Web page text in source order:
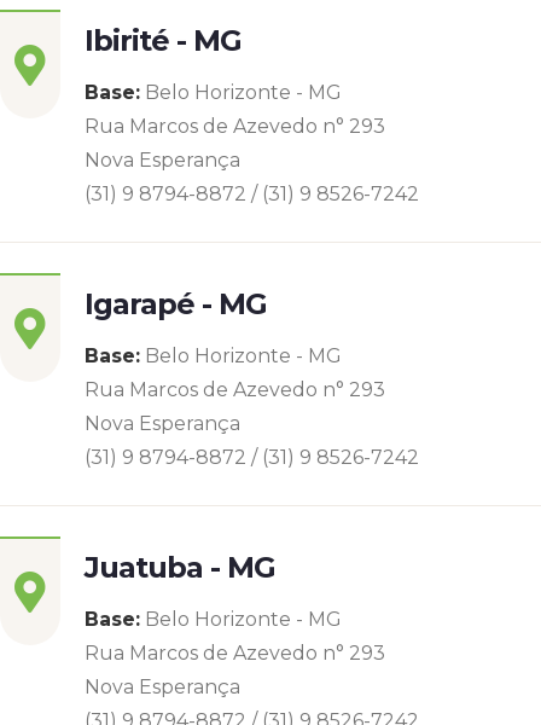
Ibirité - MG
Base: Belo Horizonte - MG
Rua Marcos de Azevedo n° 293
Nova Esperança
(31) 9 8794-8872 / (31) 9 8526-7242
Igarapé - MG
Base: Belo Horizonte - MG
Rua Marcos de Azevedo n° 293
Nova Esperança
(31) 9 8794-8872 / (31) 9 8526-7242
Juatuba - MG
Base: Belo Horizonte - MG
Rua Marcos de Azevedo n° 293
Nova Esperança